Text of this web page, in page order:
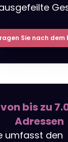
Sie nach dem
bis zu
Adressen
umfasst den